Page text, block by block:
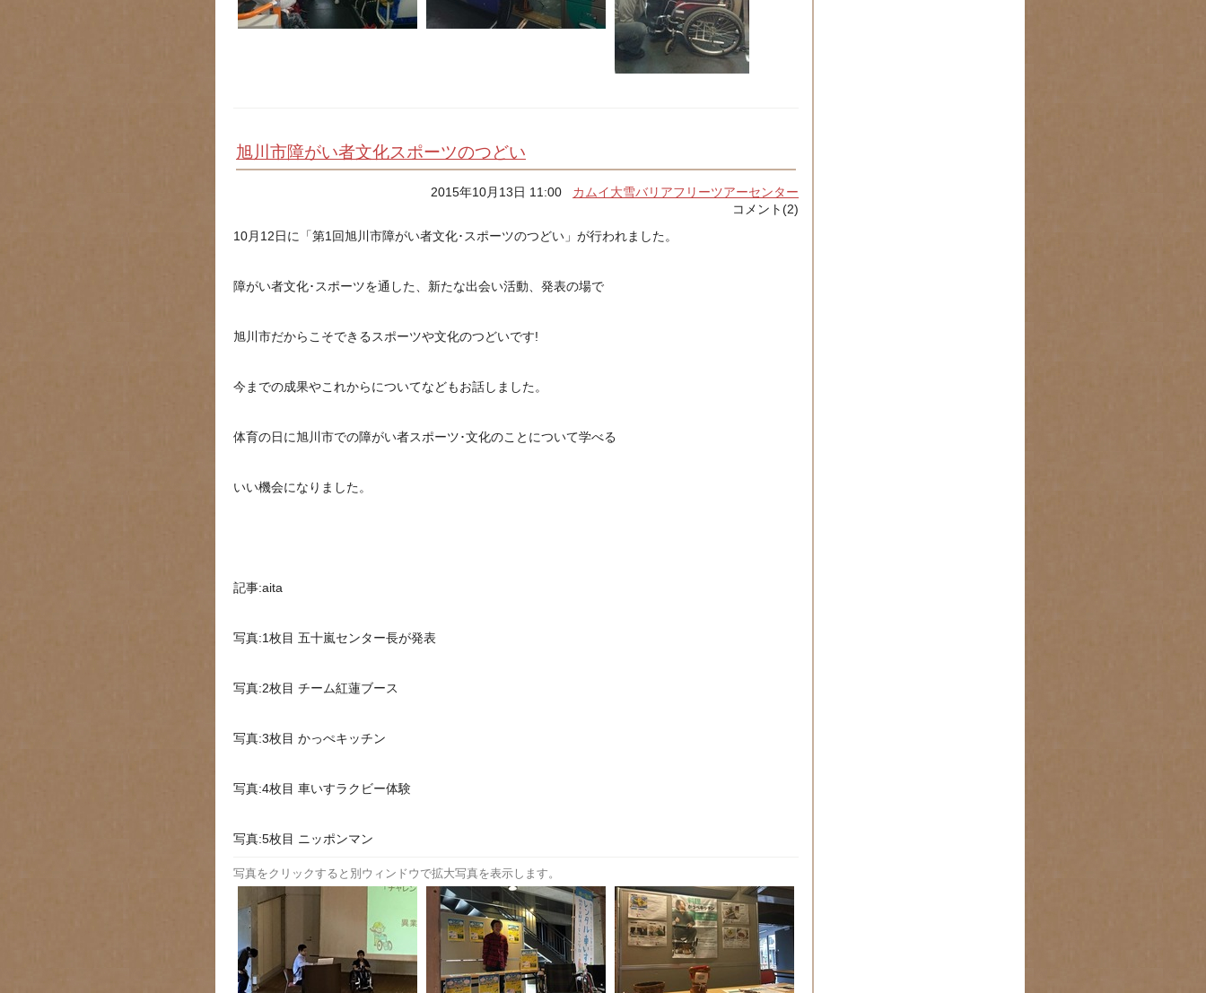
旭川市障がい者文化スポーツのつどい
2015年10月13日 11:00 カムイ大雪バリアフリーツアーセンター
コメント(2)
10月12日に「第1回旭川市障がい者文化･スポーツのつどい」が行われました。
障がい者文化･スポーツを通した、新たな出会い活動、発表の場で
旭川市だからこそできるスポーツや文化のつどいです!
今までの成果やこれからについてなどもお話しました。
体育の日に旭川市での障がい者スポーツ･文化のことについて学べる
いい機会になりました。
記事:aita
写真:1枚目 五十嵐センター長が発表
写真:2枚目 チーム紅蓮ブース
写真:3枚目 かっぺキッチン
写真:4枚目 車いすラクビー体験
写真:5枚目 ニッポンマン
写真をクリックすると別ウィンドウで拡大写真を表示します。